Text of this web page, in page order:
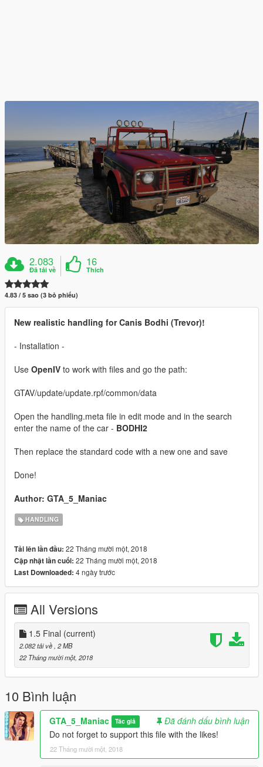
2.083
Đã tải về
16
Thích
4.83 / 5 sao (3 bỏ phiếu)
New realistic handling for Canis Bodhi (Trevor)!
- Installation -
Use OpenIV to work with files and go the path:
GTAV/update/update.rpf/common/data
Open the handling.meta file in edit mode and in the search
enter the name of the car - BODHI2
Then replace the standard code with a new one and save
Done!
Author: GTA_5_Maniac
HANDLING
Tải lên lần đầu: 22 Tháng mười một, 2018
Cập nhật lần cuối: 22 Tháng mười một, 2018
Last Downloaded: 4 ngày trước
All Versions
1.5 Final (current)
2.082 tải về , 2 MB
22 Tháng mười một, 2018
10 Bình luận
GTA_5_Maniac Tác giả
Đã đánh dấu bình luận
Do not forget to support this file with the likes!
22 Tháng mười một, 2018